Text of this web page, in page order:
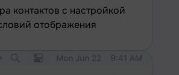
отображения